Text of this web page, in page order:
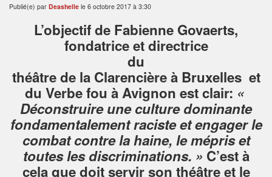
Publié(e) par Deashelle le 6 octobre 2017 à 3:30
L’objectif de Fabienne Govaerts,
fondatrice et directrice
du
théâtre de la Clarencière à Bruxelles et
du Verbe fou à Avignon est clair: «
Déconstruire une culture dominante
fondamentalement raciste et engager le
combat contre la haine, le mépris et
toutes les discriminations. » C’est à
cela que doit servir son théâtre et le